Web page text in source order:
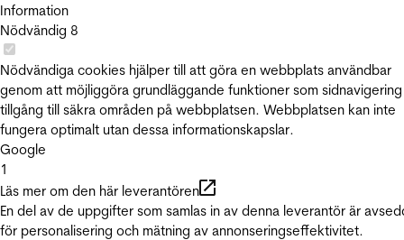
Information
Nödvändig 8
Nödvändiga cookies hjälper till att göra en webbplats användbar
genom att möjliggöra grundläggande funktioner som
tillgång till säkra områden på webbplatsen. Webbplatsen kan inte
fungera optimalt utan dessa informationskapslar.
Google
1
Läs mer om den här leverantören
En del av de uppgifter som samlas in av denna leverantör är
för personalisering och mätning av annonseringseffektivitet.